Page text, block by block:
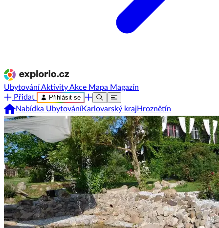
UbytováníAktivityAkce Mapa Magazín
Přidat
Přihlásit se
Nabídka UbytováníKarlovarský kraj Hroznětín